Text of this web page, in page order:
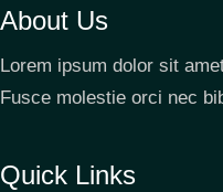
About Us
Lorem ipsum dolor sit
Fusce molestie orci nec
Quick Links